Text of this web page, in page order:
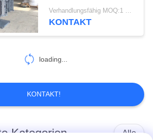
Baggern mit schneller
Verbindung
Verhandlungsfähig MOQ:1 Satz
KONTAKT
loading...
KONTAKT!
Kategorien Alle